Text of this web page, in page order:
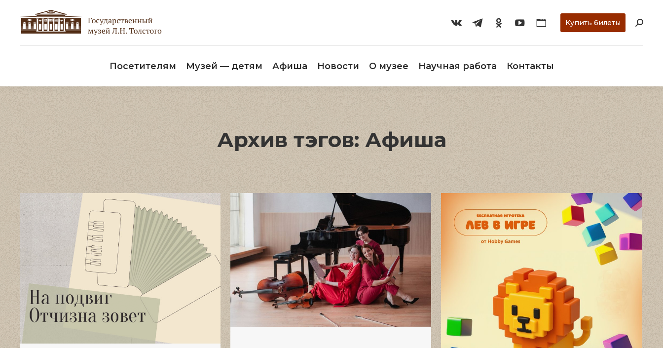
Купить билеты
Посетителям Музей — детям Афиша Новости О музее Научная работа Контакты
Архив тэгов: Афиша
О музее Научная работа Контакты